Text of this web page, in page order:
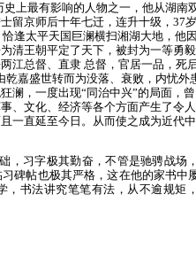
史上最有影响的人物之一，他从湖南
留京师后十年七迁，连升十级，37
逢太平天国巨澜横扫湘湖大地，他
清王朝平定了天下，被封为一等勇
江总督、直隶 总督，官居一品，死
乾嘉盛世转而为没落、衰败，内忧外
澜，一度出现“同治中兴”的局面，
、文化、经济等各个方面产生了令
一直延至今日。从而使之成为近代
，习字极其勤奋，不管是驰骋战场
碑帖也极其严格，这在他的家书中
，书法讲究笔笔有法，从不逾规矩